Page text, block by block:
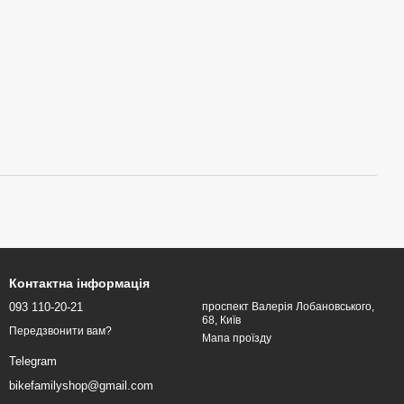
Контактна інформація
093 110-20-21
Передзвонити вам?
Telegram
bikefamilyshop@gmail.com
проспект Валерія Лобановського,
68, Київ
Мапа проїзду